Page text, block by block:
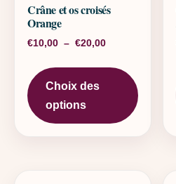
Crâne et os croisés
Orange
€10,00 – €20,00Plage de prix :
Choix des
options
Ce